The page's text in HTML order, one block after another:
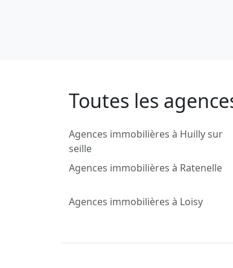
Toutes les
Agences immobilières à Huilly sur
seille
Agences immobilières à Ratenelle
Agences immobilières à Loisy